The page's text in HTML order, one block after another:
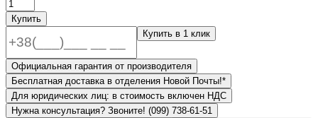
Купить
Купить в 1 клик
Официальная гарантия от производителя
Бесплатная доставка в отделения Новой Почты!*
Для юридических лиц: в стоимость включен НДС
Нужна консультация? Звоните! (099) 738-61-51